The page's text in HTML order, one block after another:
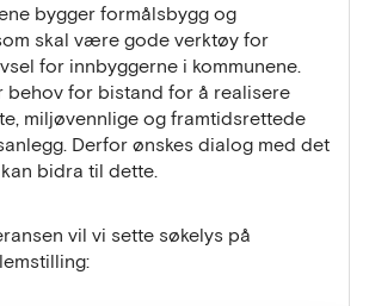
bygger formålsbygg og
skal være gode verktøy for
for innbyggerne i kommunene.
behov for bistand for å realisere
miljøvennlige og framtidsrettede
Derfor ønskes dialog med det
bidra til dette.
vil vi sette søkelys på